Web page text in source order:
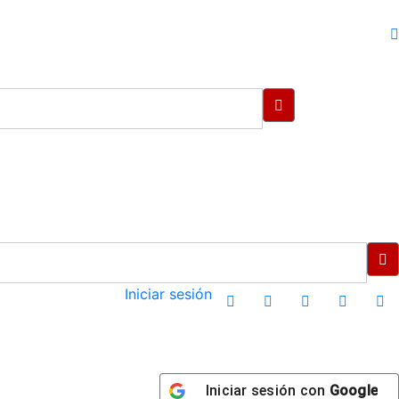
Iniciar sesión
Iniciar sesión con Google